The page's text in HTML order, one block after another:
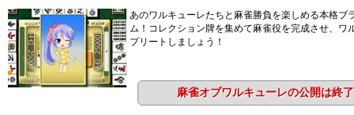
あのワルキューレたちと麻雀勝負を楽しめる本格ブ
ム！コレクション牌を集めて麻雀役を完成させ、ワ
プリートしましょう！
麻雀オブワルキューレの公開は終